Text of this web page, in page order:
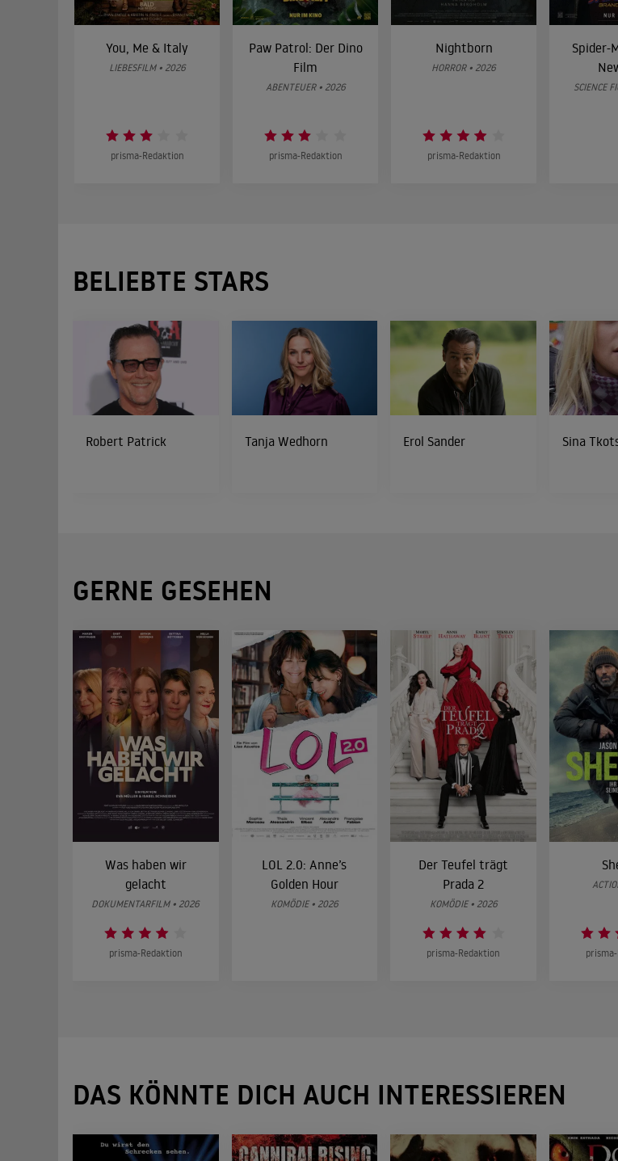
You, Me & Italy
LIEBESFILM • 2026
prisma-Redaktion
Paw Patrol: Der Dino
Film
ABENTEUER • 2026
prisma-Redaktion
Nightborn
HORROR • 2026
prisma-Redaktion
Spider-
SCIENCE
BELIEBTE STARS
Robert Patrick Tanja Wedhorn Erol Sander Sina
GERNE GESEHEN
Was haben wir
gelacht
DOKUMENTARFILM • 2026
prisma-Redaktion
LOL 2.0: Anne’s
Golden Hour
KOMÖDIE • 2026
Der Teufel trägt
Prada 2
KOMÖDIE • 2026
prisma-Redaktion
DAS KÖNNTE DICH AUCH INTERESSIEREN